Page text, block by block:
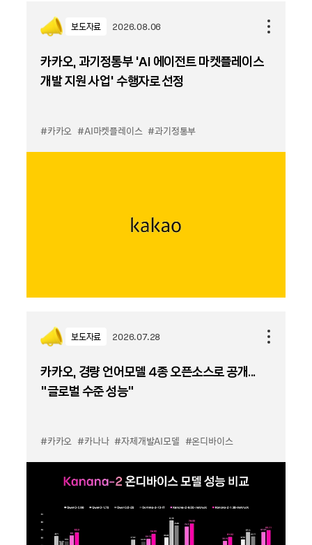
보도자료 2026.08.06
카카오, 과기정통부 ‘AI 에이전트 마켓플레이스
개발 지원 사업’ 수행자로 선정
#카카오 #AI마켓플레이스 #과기정통부
보도자료 2026.07.28
카카오, 경량 언어모델 4종 오픈소스로 공개...
“글로벌 수준 성능”
#카카오 #카나나 #자체개발AI모델 #온디바이스